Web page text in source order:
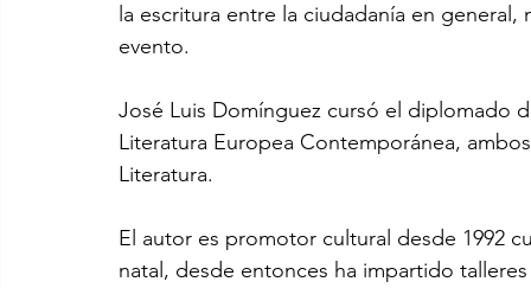
la escritura entre la ciudadanía en
evento.
José Luis Domínguez cursó el diplomado
Literatura Europea Contemporánea,
Literatura.
El autor es promotor cultural desde 1992
natal, desde entonces ha impartido